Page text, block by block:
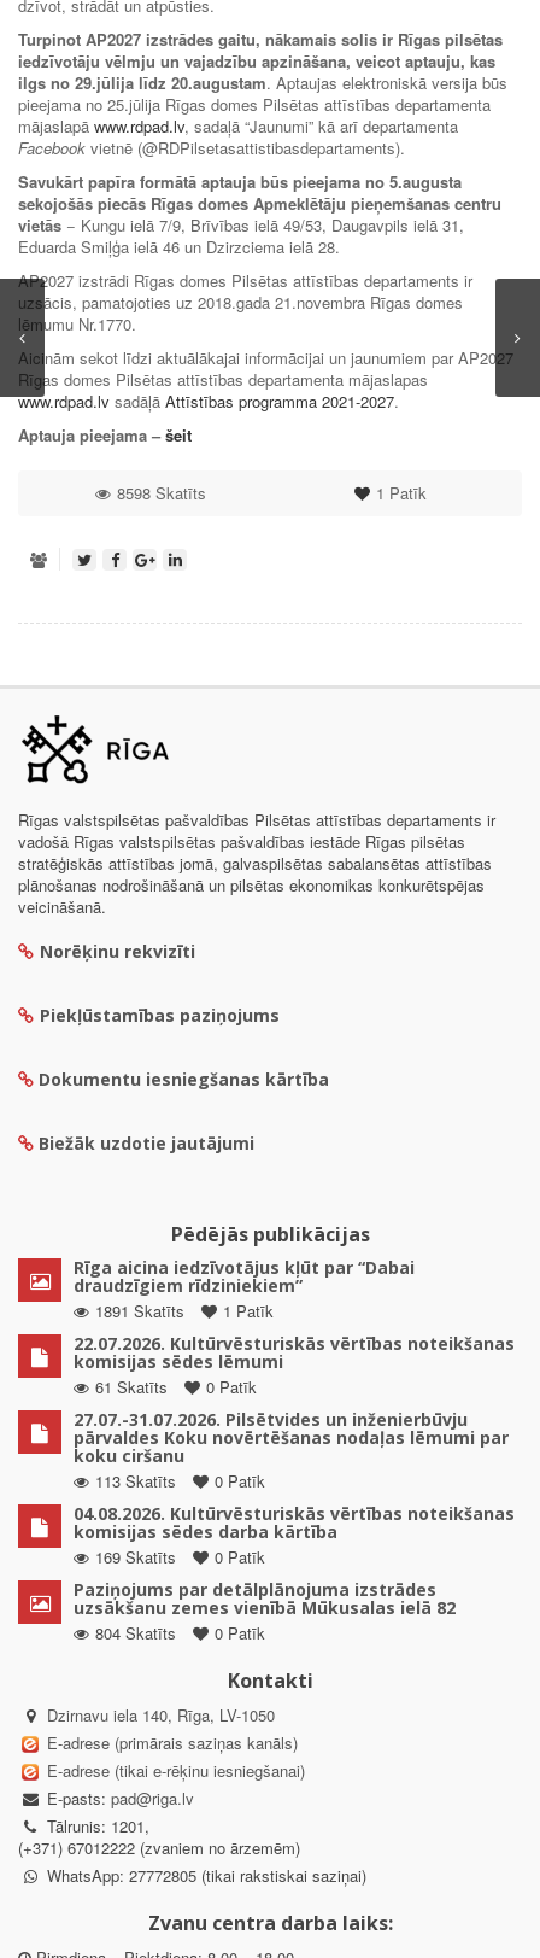
dzīvot, strādāt un atpūsties.
Turpinot AP2027 izstrādes gaitu, nākamais solis ir Rīgas pilsētas
iedzīvotāju vēlmju un vajadzību apzināšana, veicot aptauju, kas
ilgs no 29.jūlija līdz 20.augustam. Aptaujas elektroniskā versija būs
pieejama no 25.jūlija Rīgas domes Pilsētas attīstības departamenta
mājaslapā www.rdpad.lv, sadaļā “Jaunumi” kā arī departamenta
Facebook vietnē (@RDPilsetasattistibasdepartaments).
Savukārt papīra formātā aptauja būs pieejama no 5.augusta
sekojošās piecās Rīgas domes Apmeklētāju pieņemšanas centru
vietās − Kungu ielā 7/9, Brīvības ielā 49/53, Daugavpils ielā 31,
Eduarda Smiļģa ielā 46 un Dzirzciema ielā 28.
AP2027 izstrādi Rīgas domes Pilsētas attīstības departaments ir
uzsācis, pamatojoties uz 2018.gada 21.novembra Rīgas domes
lēmumu Nr.1770.
Aicinām sekot līdzi aktuālākajai informācijai un jaunumiem par AP2027
Rīgas domes Pilsētas attīstības departamenta mājaslapas
www.rdpad.lv sadāļā Attīstības programma 2021-2027.
Aptauja pieejama –šeit
1 Patīk
8598 Skatīts
Rīgas valstspilsētas pašvaldības Pilsētas attīstības departaments ir
vadošā Rīgas valstspilsētas pašvaldības iestāde Rīgas pilsētas
stratēģiskās attīstības jomā, galvaspilsētas sabalansētas attīstības
plānošanas nodrošināšanā un pilsētas ekonomikas konkurētspējas
veicināšanā.
Norēķinu rekvizīti
Piekļūstamības paziņojums
Dokumentu iesniegšanas kārtība
Biežāk uzdotie jautājumi
Pēdējās publikācijas
Rīga aicina iedzīvotājus kļūt par “Dabai
draudzīgiem rīdziniekiem”
1891 Skatīts
1 Patīk
22.07.2026. Kultūrvēsturiskās vērtības noteikšanas
komisijas sēdes lēmumi
61 Skatīts
0 Patīk
27.07.-31.07.2026. Pilsētvides un inženierbūvju
pārvaldes Koku novērtēšanas nodaļas lēmumi par
koku ciršanu
113 Skatīts
0 Patīk
04.08.2026. Kultūrvēsturiskās vērtības noteikšanas
komisijas sēdes darba kārtība
169 Skatīts
0 Patīk
Paziņojums par detālplānojuma izstrādes
uzsākšanu zemes vienībā Mūkusalas ielā 82
804 Skatīts
0 Patīk
Kontakti
Dzirnavu iela 140, Rīga, LV-1050
E-adrese (primārais saziņas kanāls)
E-adrese (tikai e-rēķinu iesniegšanai)
E-pasts: pad@riga.lv
Tālrunis: 1201,
(+371) 67012222 (zvaniem no ārzemēm)
WhatsApp: 27772805 (tikai rakstiskai saziņai)
Zvanu centra darba laiks: